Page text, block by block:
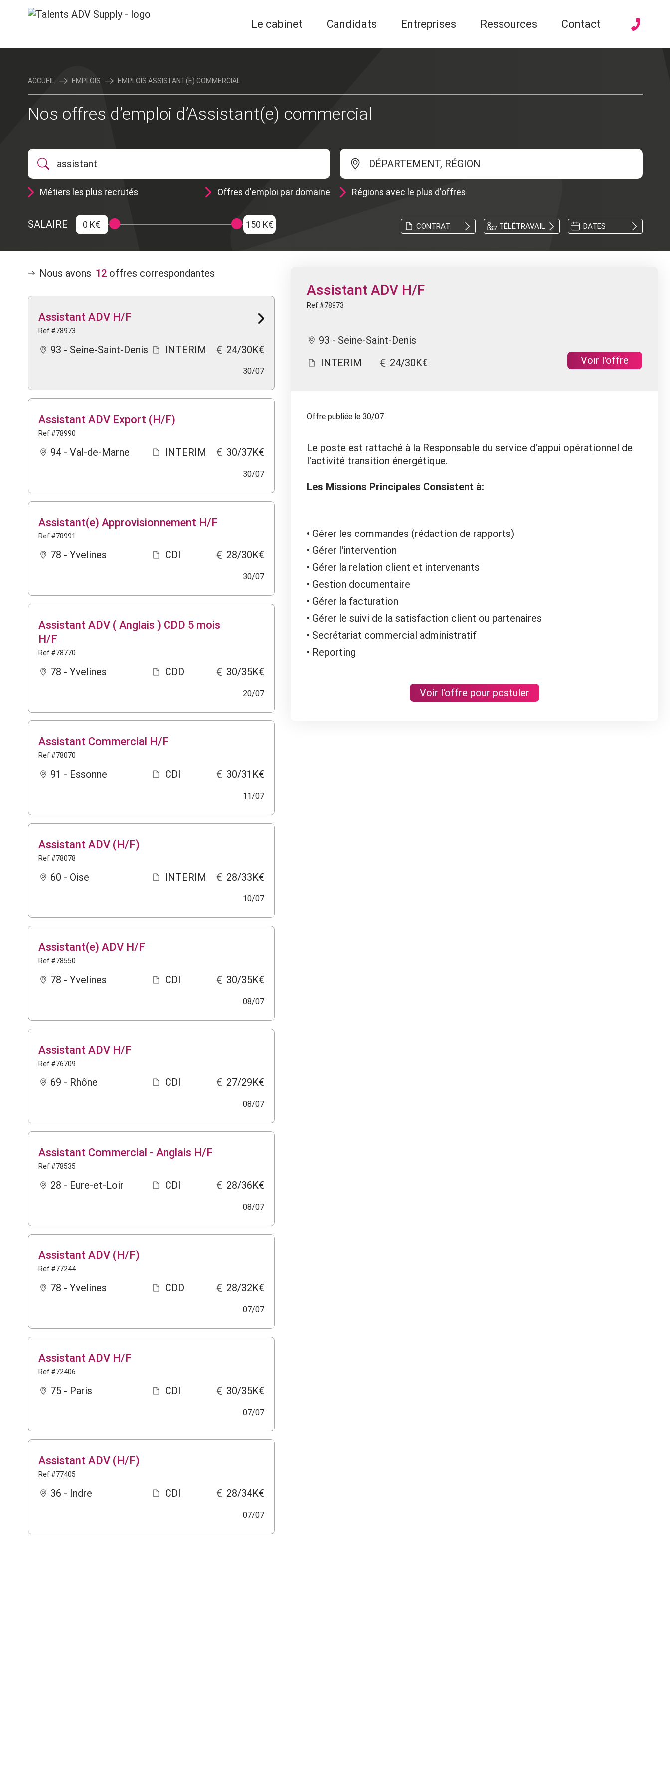
Le cabinet Candidats Entreprises Ressources Contact
ACCUEIL EMPLOIS EMPLOIS ASSISTANT(E) COMMERCIAL
Nos offres d’emploi d’Assistant(e) commercial
Métiers les plus recrutés Offres d'emploi par domaine
DÉPARTEMENT, RÉGION
Régions avec le plus d'offres
SALAIRE 0 K€ 150 K€ CONTRAT TÉLÉTRAVAIL DATES
Nous avons 12 offres correspondantes
Assistant ADV H/F
Ref #78973
93 - Seine-Saint-Denis INTERIM 24/30K€
30/07
Assistant ADV Export (H/F)
Ref #78990
94 - Val-de-Marne INTERIM 30/37K€
30/07
Assistant(e) Approvisionnement H/F
Ref #78991
78 - Yvelines CDI 28/30K€
30/07
Assistant ADV ( Anglais ) CDD 5 mois
H/F
Ref #78770
78 - Yvelines CDD 30/35K€
20/07
Assistant Commercial H/F
Ref #78070
91 - Essonne CDI 30/31K€
11/07
Assistant ADV (H/F)
Ref #78078
60 - Oise INTERIM 28/33K€
10/07
Assistant(e) ADV H/F
Ref #78550
78 - Yvelines CDI 30/35K€
08/07
Assistant ADV H/F
Ref #76709
69 - Rhône CDI 27/29K€
08/07
Assistant Commercial - Anglais H/F
Ref #78535
28 - Eure-et-Loir CDI 28/36K€
08/07
Assistant ADV (H/F)
Ref #77244
78 - Yvelines CDD 28/32K€
07/07
Assistant ADV H/F
Ref #72406
75 - Paris CDI 30/35K€
07/07
Assistant ADV (H/F)
Ref #77405
36 - Indre CDI 28/34K€
07/07
Assistant ADV H/F
Ref #78973
93 - Seine-Saint-Denis
INTERIM
24/30K€ Voir l'offre
Offre publiée le 30/07
Le poste est rattaché à la Responsable du service d'appui opérationnel de
l'activité transition énergétique.
Les Missions Principales Consistent à:
Gérer les commandes (rédaction de rapports)
Gérer l'intervention
Gérer la relation client et intervenants
Gestion documentaire
Gérer la facturation
Gérer le suivi de la satisfaction client ou partenaires
Secrétariat commercial administratif
Reporting
Voir l'offre pour postuler